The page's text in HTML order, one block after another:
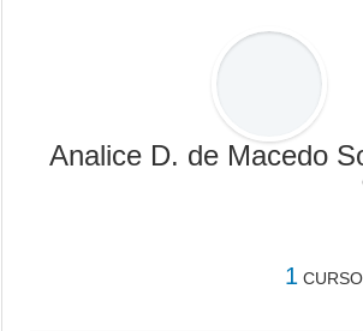
Analice D. de Macedo
1